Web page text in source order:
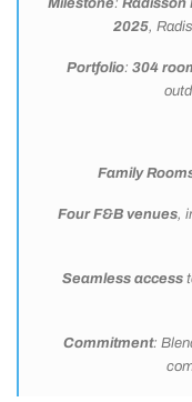
Milestone: Radisson
2025,
Portfolio: 304
Family
Four F&B venues,
Seamless access
Commitment: